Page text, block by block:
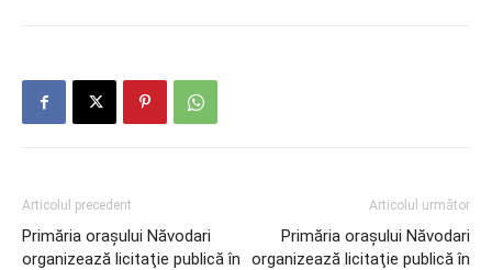
Articolul precedent
Primăria orașului Năvodari
organizează licitaţie publică în
Articolul următor
Primăria orașului Năvodari
organizează licitaţie publică în